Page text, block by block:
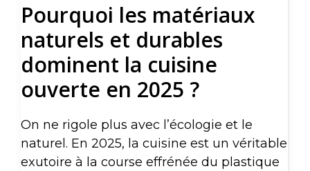
Pourquoi les matériaux
naturels et durables
dominent la cuisine
ouverte en 2025 ?
On ne rigole plus avec l’écologie et le
naturel. En 2025, la cuisine est un véritable
exutoire à la course effrénée du plastique